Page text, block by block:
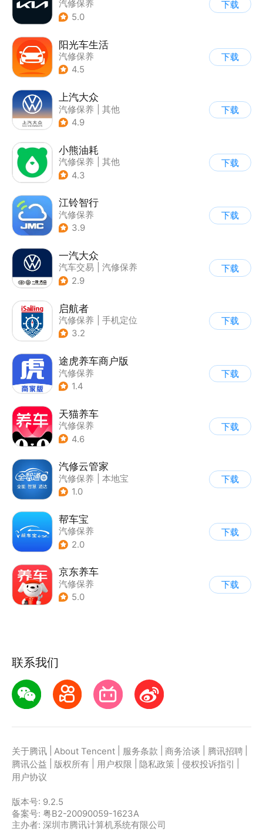
汽修保养
5.0
下载
阳光车生活
汽修保养
4.5
下载
上汽大众
汽修保养
其他
4.9
下载
小熊油耗
汽修保养
其他
4.3
下载
江铃智行
汽修保养
3.9
下载
一汽大众
汽车交易
汽修保养
2.9
下载
启航者
汽修保养
手机定位
3.2
下载
途虎养车商户版
汽修保养
1.4
下载
天猫养车
汽修保养
4.6
下载
汽修云管家
汽修保养
本地宝
1.0
下载
帮车宝
汽修保养
2.0
下载
京东养车
汽修保养
5.0
下载
联系我们
关于腾讯 About Tencent 服务条款 商务洽谈 腾讯招聘
腾讯公益
版权所有 用户权限 隐私政策 侵权投诉指引
用户协议
版本号: 9.2.5
备案号: 粤B2-20090059-1623A
主办者: 深圳市腾讯计算机系统有限公司